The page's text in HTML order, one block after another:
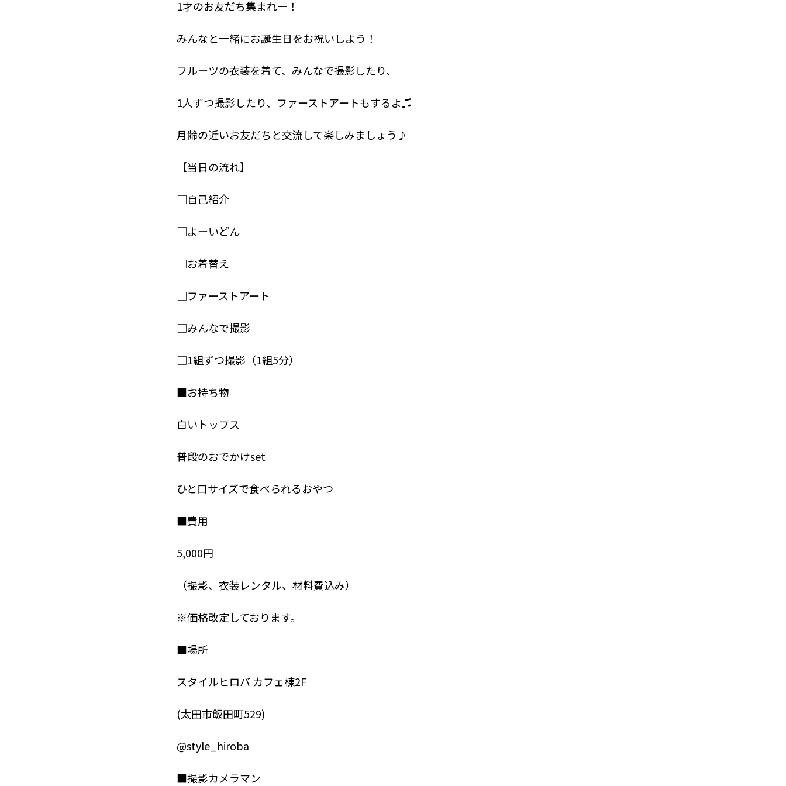
1才のお友だち集まれー！
みんなと一緒にお誕生日をお祝いしよう！
フルーツの衣装を着て、みんなで撮影したり、
1人ずつ撮影したり、ファーストアートもするよ♫
月齢の近いお友だちと交流して楽しみましょう♪
【当日の流れ】
□自己紹介
□よーいどん
□お着替え
□ファーストアート
□みんなで撮影
□1組ずつ撮影（1組5分）
■お持ち物
白いトップス
普段のおでかけset
ひと口サイズで食べられるおやつ
■費用
5,000円
（撮影、衣装レンタル、材料費込み）
※価格改定しております。
■場所
スタイルヒロバ カフェ棟2F
(太田市飯田町529)
@style_hiroba
■撮影カメラマン